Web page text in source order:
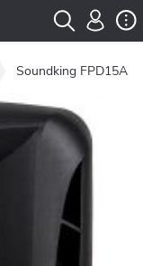
Soundking FPD15A